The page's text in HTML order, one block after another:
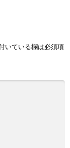
いている欄は必須項